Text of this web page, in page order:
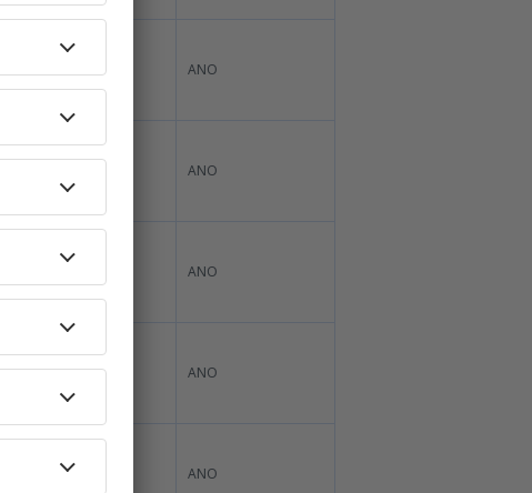
ANO
ANO
ANO
ANO* ANO
ANO* ANO